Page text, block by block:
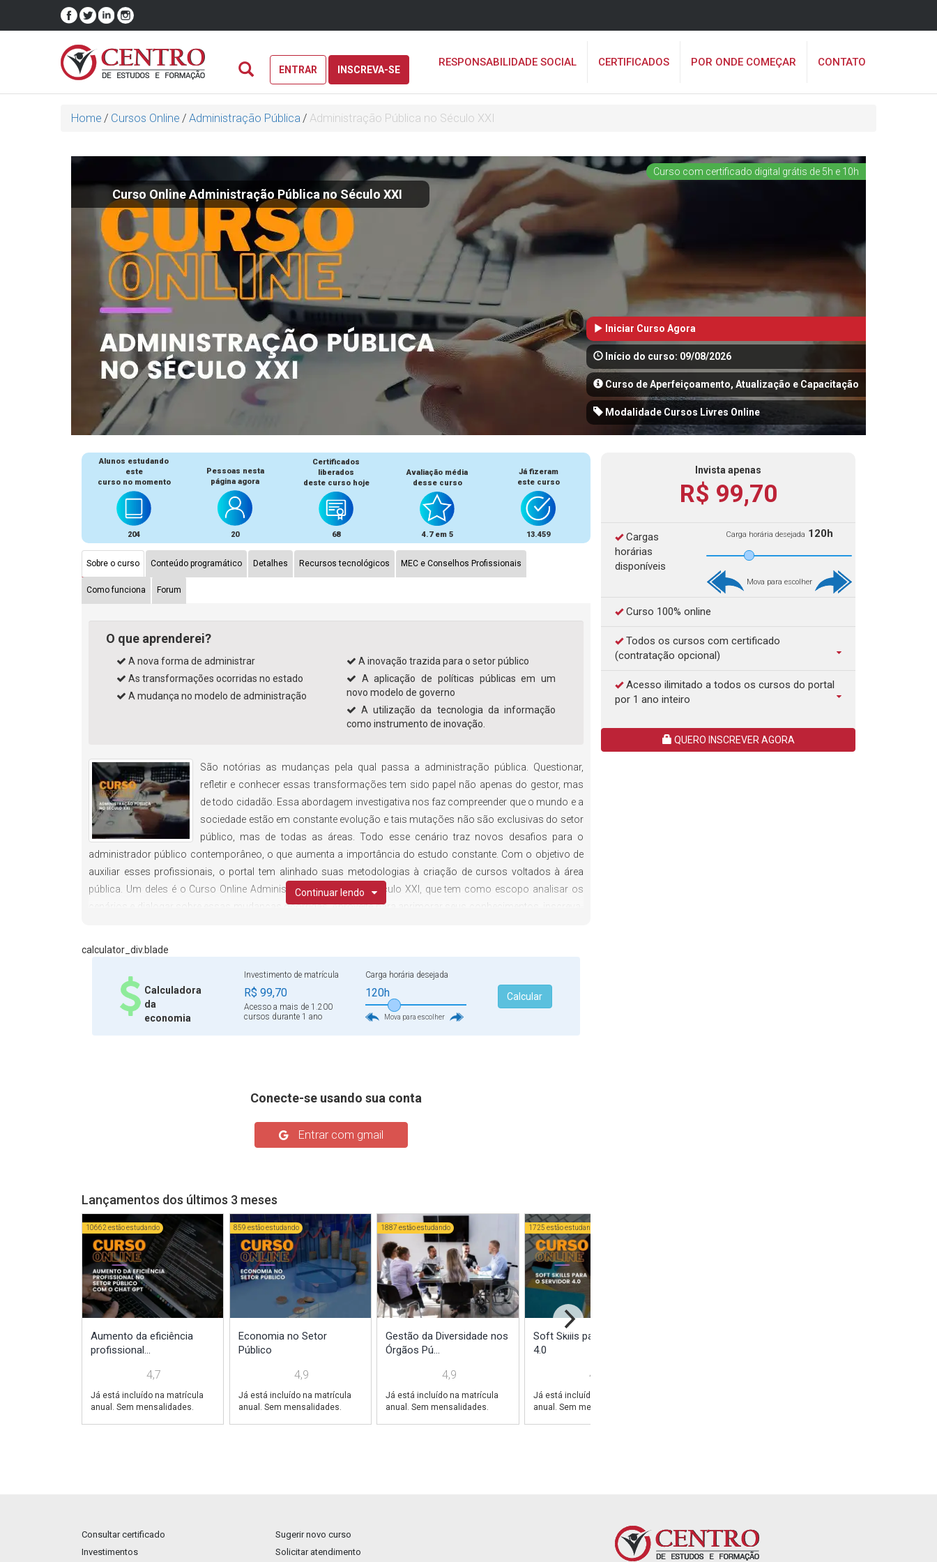
ENTRAR INSCREVA-SE
RESPONSABILIDADE SOCIAL CERTIFICADOS POR ONDE COMEÇAR CONTATO
Home / Cursos Online / Administração Pública/ Administração Pública no Século XXI
Curso Online Administração Pública no Século XXI
Iniciar Curso Agora
Início do curso: 09/08/2026
Curso de Aperfeiçoamento, Atualização e Capacitação
Modalidade Cursos Livres Online
Curso com certificado digital grátis de 5h e 10h
Alunos estudando
este
curso no momento
204
Pessoas nesta
página agora
20
Certificados
liberados
deste curso hoje
68
Avaliação média
desse curso
4.7 em 5
Já fizeram
este curso
13.459
Sobre o curso Conteúdo programático Detalhes Recursos tecnológicos MEC e Conselhos Profissionais
Como funciona Forum
O que aprenderei?
A nova forma de administrar
As transformações ocorridas no estado
A mudança no modelo de administração
A inovação trazida para o setor público
A aplicação de políticas públicas em um
novo modelo de governo
A utilização da tecnologia da informação
como instrumento de inovação.
São notórias as mudanças pela qual passa a administração pública. Questionar,
refletir e conhecer essas transformações tem sido papel não apenas do gestor, mas
de todo cidadão. Essa abordagem investigativa nos faz compreender que o mundo e a
sociedade estão em constante evolução e tais mutações não são exclusivas do setor
público, mas de todas as áreas. Todo esse cenário traz novos desafios para o
administrador público contemporâneo, o que aumenta a importância do estudo constante. Com o objetivo de
auxiliar esses profissionais, o portal tem alinhado suas metodologias à criação de cursos voltados à área
pública. Um deles é o Curso Online Administração Pública no Século XXI, que tem como escopo analisar os
cenários e dialogar sobre essas mudanças ocorridas. Aproveite para aprimorar seus conhecimentos, inscreva-
Continuar lendo
calculator_div.blade
Calculadora
da
economia
Investimento de matrícula
R$ 99,70
Acesso a mais de 1.200
cursos durante 1 ano
Carga horária desejada
120h
Mova para escolher
Calcular
Conecte-se usando sua conta
Entrar com gmail
Lançamentos dos últimos 3 meses
10662 estão estudando
Aumento da eficiência
profissional...
4,7
Já está incluído na matrícula
anual. Sem mensalidades.
859 estão estudando
Economia no Setor
Público
4,9
Já está incluído na matrícula
anual. Sem mensalidades.
1887 estão estudando
Gestão da Diversidade nos
Órgãos Pú...
4,9
Já está incluído na matrícula
anual. Sem mensalidades.
1725 estão estudando
Soft Skills para o Servidor
4.0
4,8
Já está incluído na matrícula
anual. Sem mensalidades.
Invista apenas
R$ 99,70
Cargas
horárias
disponíveis
Carga horária desejada 120h
Mova para escolher
Curso 100% online
Todos os cursos com certificado
(contratação opcional)
Acesso ilimitado a todos os cursos do portal
por 1 ano inteiro
QUERO INSCREVER AGORA
Consultar certificado
Sugerir novo curso
Investimentos
Solicitar atendimento